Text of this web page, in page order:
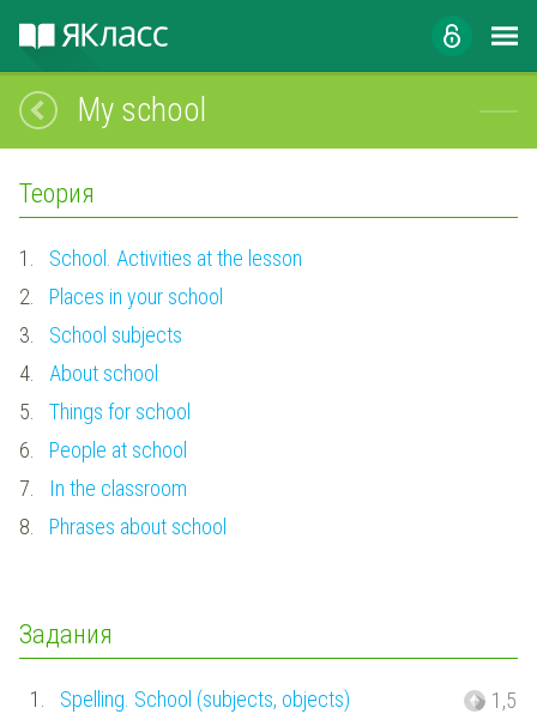
My school
Теория
1.
School. Activities at the lesson
2.
Places in your school
3.
School subjects
4.
About school
5.
Things for school
6.
People at school
7.
In the classroom
8.
Phrases about school
Задания
1. Spelling. School (subjects, objects) 1,5